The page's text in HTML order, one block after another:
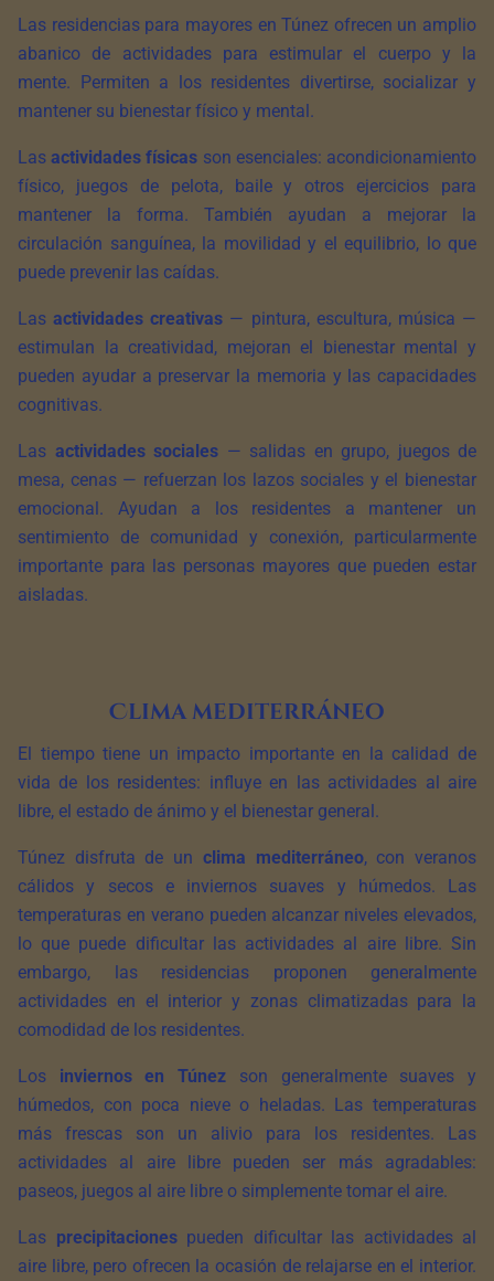
Las residencias para mayores en Túnez ofrecen un amplio
abanico de actividades para estimular el cuerpo y la
mente. Permiten a los residentes divertirse, socializar y
mantener su bienestar físico y mental.
Lasactividades físicas son esenciales: acondicionamiento
físico, juegos de pelota, baile y otros ejercicios para
mantener la forma. También ayudan a mejorar la
circulación sanguínea, la movilidad y el equilibrio, lo que
puede prevenir las caídas.
Lasactividades creativas — pintura, escultura, música —
estimulan la creatividad, mejoran el bienestar mental y
pueden ayudar a preservar la memoria y las capacidades
cognitivas.
Las actividades sociales — salidas en grupo, juegos de
mesa, cenas — refuerzan los lazos sociales y el bienestar
emocional. Ayudan a los residentes a mantener un
sentimiento de comunidad y conexión, particularmente
importante para las personas mayores que pueden estar
aisladas.
Clima mediterráneo
El tiempo tiene un impacto importante en la calidad de
vida de los residentes: influye en las actividades al aire
libre, el estado de ánimo y el bienestar general.
Túnez disfruta de un clima mediterráneo, con veranos
cálidos y secos e inviernos suaves y húmedos. Las
temperaturas en verano pueden alcanzar niveles elevados,
lo que puede dificultar las actividades al aire libre. Sin
embargo, las residencias proponen generalmente
actividades en el interior y zonas climatizadas para la
comodidad de los residentes.
Los inviernos en Túnez son generalmente suaves y
húmedos, con poca nieve o heladas. Las temperaturas
más frescas son un alivio para los residentes. Las
actividades al aire libre pueden ser más agradables:
paseos, juegos al aire libre o simplemente tomar el aire.
Las precipitacionespueden dificultar las actividades al
aire libre, pero ofrecen la ocasión de relajarse en el interior.